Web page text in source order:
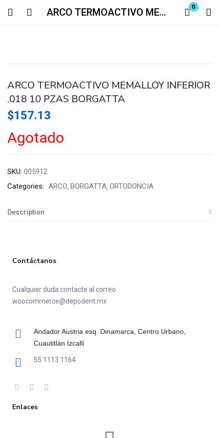
ARCO TERMOACTIVO MEMALLOY INFERIOR .018 10 PZAS BORGATTA 0
Login
ARCO TERMOACTIVO MEMALLOY INFERIOR
.018 10 PZAS BORGATTA
$157.13
Agotado
SKU: 005912
Categories: ARCO BORGATTA ORTODONCIA
Description
Contáctanos
Cualquier duda contacte al correo
woocommerce@depodent.mx
Andador Austria esq. Dinamarca, Centro Urbano,
Cuautitlán Izcalli
55 1113 1164
Enlaces